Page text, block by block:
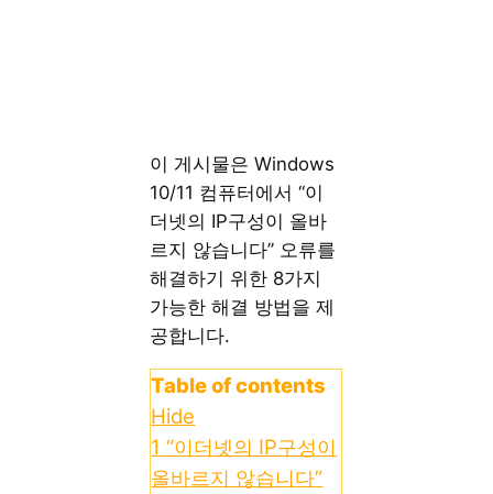
이 게시물은 Windows
10/11 컴퓨터에서 “이
더넷의 IP구성이 올바
르지 않습니다” 오류를
해결하기 위한 8가지
가능한 해결 방법을 제
공합니다.
Table of contents
Hide
1 “이더넷의 IP구성이
올바르지 않습니다”